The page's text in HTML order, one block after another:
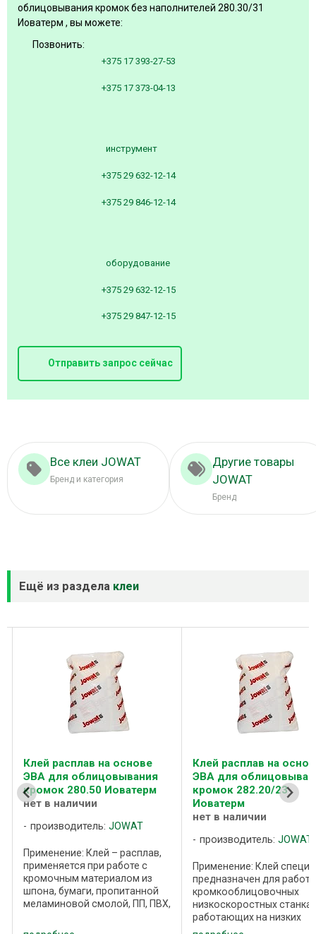
облицовывания кромок без наполнителей 280.30/31
Иоватерм , вы можете:
Позвонить:
+375 17 393-27-53
+375 17 373-04-13
инструмент
+375 29 632-12-14
+375 29 846-12-14
оборудование
+375 29 632-12-15
+375 29 847-12-15
Отправить запрос сейчас
Все клеи JOWAT
Бренд и категория
Другие товары
JOWAT
Бренд
Ещё из раздела клеи
Клей расплав на основе
ЭВА для облицовывания
кромок 282.20/23
Иоватерм
Применение: Клей специально
предназначен для работы на
кромкооблицовочных
низкоскоростных станках
температурах 120 – 150 ºС.
Клей расплав на
ЭВА для
кромок 282.30
нет в наличии
предназначен для
кромкооблицовочных
низкоскоростных
Кромочный материал:
пропитанная смолой
декоративная